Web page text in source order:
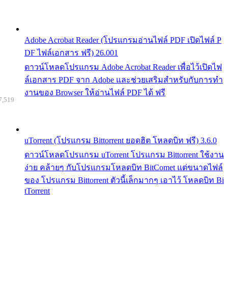
Adobe Acrobat Reader (โปรแกรมอ่านไฟล์ PDF เปิดไฟล์ P
DF ไฟล์เอกสาร ฟรี) 26.001
ดาวน์โหลดโปรแกรม Adobe Acrobat Reader เพื่อไว้เปิดไฟ
ล์เอกสาร PDF จาก Adobe และช่วยเสริมสำหรับกับการทำ
งานของ Browser ให้อ่านไฟล์ PDF ได้ ฟรี
uTorrent (โปรแกรม Bittorrent ยอดฮิต โหลดบิท ฟรี) 3.6.0
ดาวน์โหลดโปรแกรม uTorrent โปรแกรม Bittorrent ใช้งาน
ง่าย คล้ายๆ กับโปรแกรมโหลดบิท BitComet แต่ขนาดไฟล์
ของ โปรแกรม Bittorrent ตัวนี้เล็กมากๆ เอาไว้ โหลดบิท Bi
tTorrent